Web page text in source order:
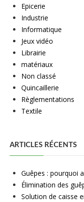
Epicerie
Industrie
Informatique
Jeux vidéo
Librairie
matériaux
Non classé
Quincaillerie
Règlementations
Textile
ARTICLES RÉCENTS
Guêpes : pourquoi
Élimination des
Solution de caisse